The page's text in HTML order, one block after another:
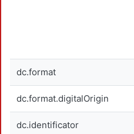
dc.format
dc.format.digitalOrigin
dc.identificator